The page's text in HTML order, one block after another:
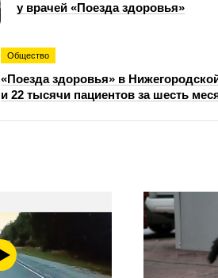
у врачей «Поезда здоровья»
Общество
«Поезда здоровья» в
и 22 тысячи пациентов за шесть